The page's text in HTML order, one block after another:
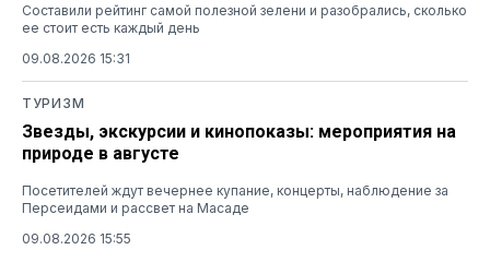
Составили рейтинг самой полезной зелени и разобрались, сколько
ее стоит есть каждый день
09.08.2026 15:31
ТУРИЗМ
Звезды, экскурсии и кинопоказы: мероприятия на
природе в августе
Посетителей ждут вечернее купание, концерты, наблюдение за
Персеидами и рассвет на Масаде
09.08.2026 15:55